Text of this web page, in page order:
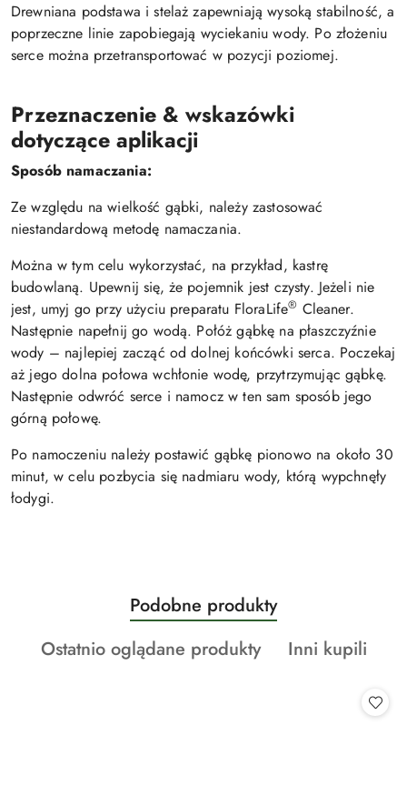
Drewniana podstawa i stelaż zapewniają wysoką stabilność, a
poprzeczne linie zapobiegają wyciekaniu wody. Po złożeniu
serce można przetransportować w pozycji poziomej.
Przeznaczenie & wskazówki
dotyczące aplikacji
Sposób namaczania:
Ze względu na wielkość gąbki, należy zastosować
niestandardową metodę namaczania.
Można w tym celu wykorzystać, na przykład, kastrę
budowlaną. Upewnij się, że pojemnik jest czysty. Jeżeli nie
jest, umyj go przy użyciu preparatu FloraLife® Cleaner.
Następnie napełnij go wodą. Połóż gąbkę na płaszczyźnie
wody – najlepiej zacząć od dolnej końcówki serca. Poczekaj
aż jego dolna połowa wchłonie wodę, przytrzymując gąbkę.
Następnie odwróć serce i namocz w ten sam sposób jego
górną połowę.
Po namoczeniu należy postawić gąbkę pionowo na około 30
minut, w celu pozbycia się nadmiaru wody, którą wypchnęły
łodygi.
Pomiń karuzelę produktów
Produkty
o
statusie:
Podobne produkty
Produkty
Ostatnio oglądane produkty
Produkty
Inni kupili